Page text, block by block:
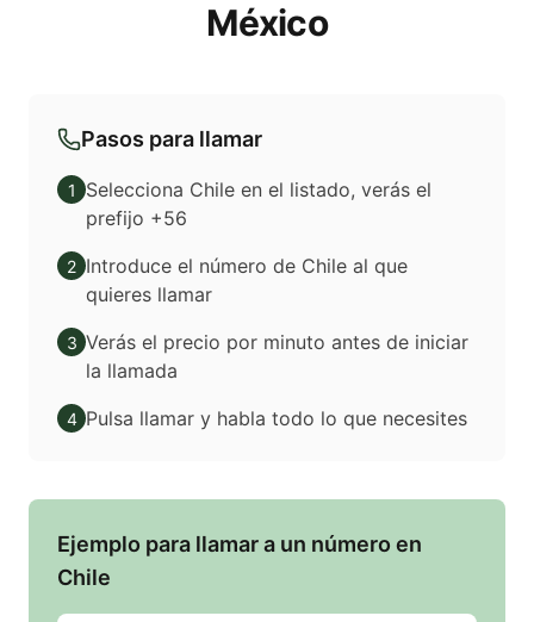
México
Pasos para llamar
1
Selecciona Chile en el listado, verás el
prefijo +56
2 Introduce el número de Chile al que
quieres llamar
3 Verás el precio por minuto antes de iniciar
la llamada
4 Pulsa llamar y habla todo lo que necesites
Ejemplo para llamar a un número en
Chile